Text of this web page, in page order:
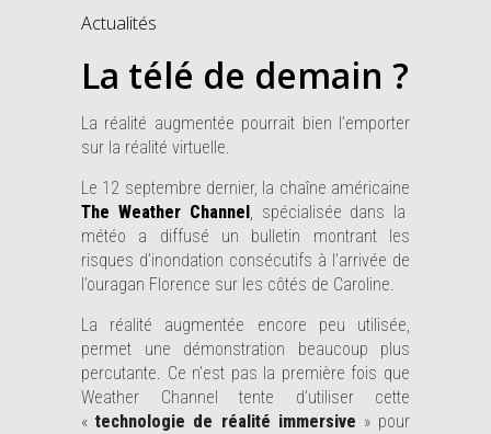
Actualités
La télé de demain ?
La réalité augmentée pourrait bien l’emporter
sur la réalité virtuelle.
Le 12 septembre dernier, la chaîne américaine
The Weather Channel , spécialisée dans la
météo a diffusé un bulletin montrant les
risques d’inondation consécutifs à l’arrivée de
l’ouragan Florence sur les côtés de Caroline.
La réalité augmentée encore peu utilisée,
permet une démonstration beaucoup plus
percutante. Ce n’est pas la première fois que
Weather Channel tente d’utiliser cette
«technologie de réalité immersive » pour